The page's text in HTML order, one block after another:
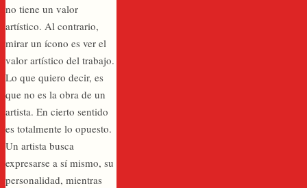
no tiene un valor
artístico. Al contrario,
mirar un ícono es ver el
valor artístico del trabajo.
Lo que quiero decir, es
que no es la obra de un
artista. En cierto sentido
es totalmente lo opuesto.
Un artista busca
expresarse a sí mismo, su
personalidad, mientras